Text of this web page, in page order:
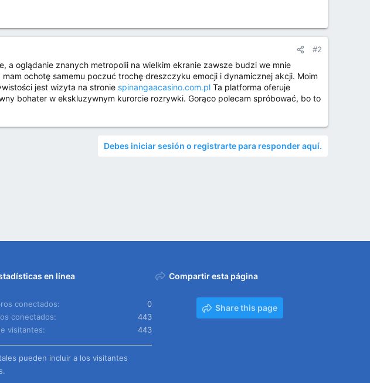
#2
a oglądanie znanych metropolii na wielkim ekranie zawsze budzi we mnie
ochotę samemu poczuć trochę dreszczyku emocji i dynamicznej akcji. Moim
jest wizyta na stronie spinangaacasino.com.pl Ta platforma oferuje
bohater w ekskluzywnym kurorcie rozrywki. Gorąco polecam spróbować, bo to
Debes iniciar sesión o registrarte para responder aquí.
en línea
conectados
0
conectados
443
visitantes
443
pueden incluir a los visitantes
Compartir esta página
Share this page